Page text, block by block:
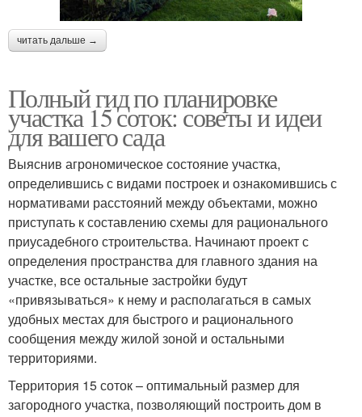
читать дальше →
Полный гид по планировке
участка 15 соток: советы и идеи
для вашего сада
Выяснив агрономическое состояние участка,
определившись с видами построек и ознакомившись с
нормативами расстояний между объектами, можно
приступать к составлению схемы для рационального
приусадебного строительства. Начинают проект с
определения пространства для главного здания на
участке, все остальные застройки будут
«привязываться» к нему и располагаться в самых
удобных местах для быстрого и рационального
сообщения между жилой зоной и остальными
территориями.
Территория 15 соток – оптимальный размер для
загородного участка, позволяющий построить дом в